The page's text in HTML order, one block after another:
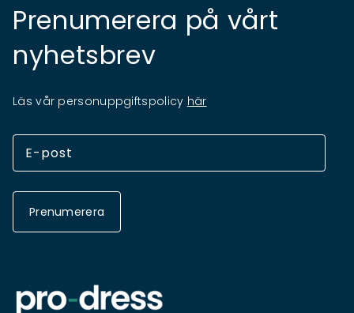
Prenumerera på vårt
nyhetsbrev
Läs vår personuppgiftspolicy här
Prenumerera